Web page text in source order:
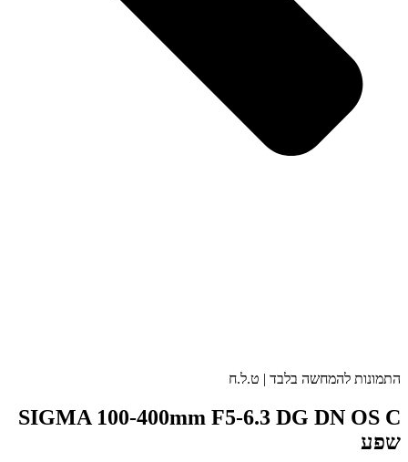
התמונות להמחשה בלבד | ט.ל.ח
SIGMA 100-400mm F5-6.3 DG DN OS C
שפע